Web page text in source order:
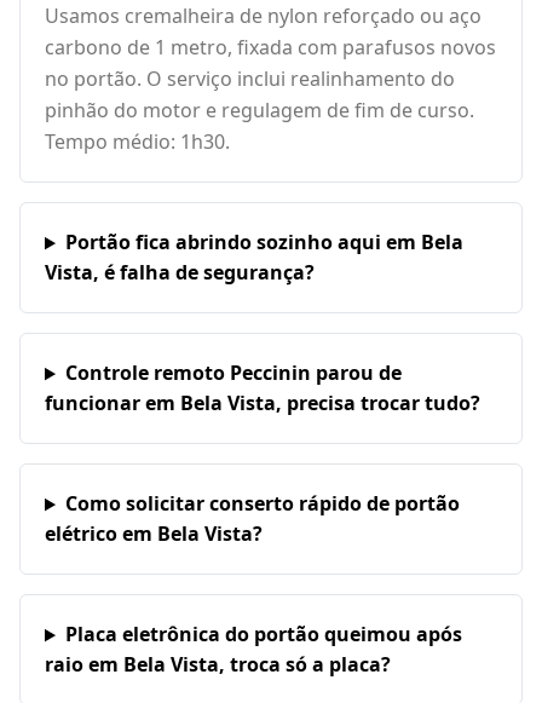
Usamos cremalheira de nylon reforçado ou aço
carbono de 1 metro, fixada com parafusos novos
no portão. O serviço inclui realinhamento do
pinhão do motor e regulagem de fim de curso.
Tempo médio: 1h30.
Portão fica abrindo sozinho aqui em Bela
Vista, é falha de segurança?
Controle remoto Peccinin parou de
funcionar em Bela Vista, precisa trocar tudo?
Como solicitar conserto rápido de portão
elétrico em Bela Vista?
Placa eletrônica do portão queimou após
raio em Bela Vista, troca só a placa?